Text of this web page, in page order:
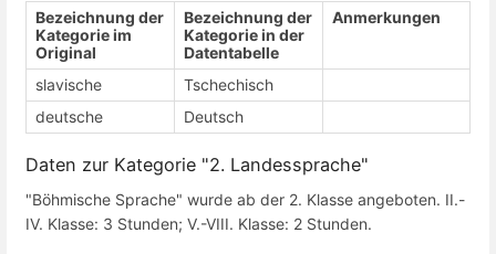
Bezeichnung der
Kategorie im
Original
Bezeichnung der
Kategorie in der
Datentabelle
Anmerkungen
slavische
Tschechisch
deutsche
Deutsch
Daten zur Kategorie "2. Landessprache"
"Böhmische Sprache" wurde ab der 2. Klasse angeboten. II.-
IV. Klasse: 3 Stunden; V.-VIII. Klasse: 2 Stunden.